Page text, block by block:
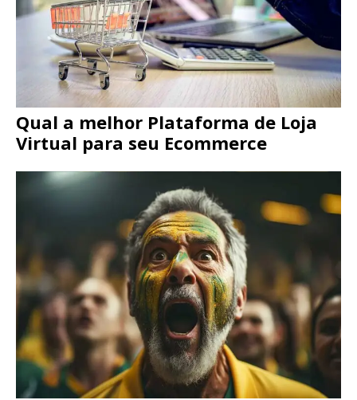
Qual a melhor Plataforma de Loja
Virtual para seu Ecommerce